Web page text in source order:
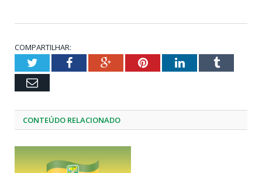
COMPARTILHAR:
TwitterFacebookGoogle+PinterestLinkedInTumblr
Email
CONTEÚDO RELACIONADO